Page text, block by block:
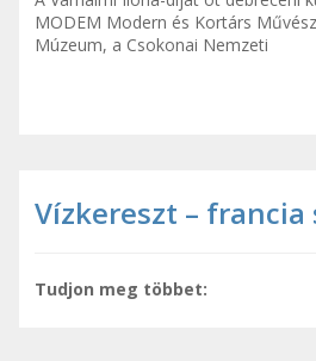
MODEM Modern és Kortárs
Múzeum, a Csokonai Nemzeti
Vízkereszt – francia
Tudjon meg többet: